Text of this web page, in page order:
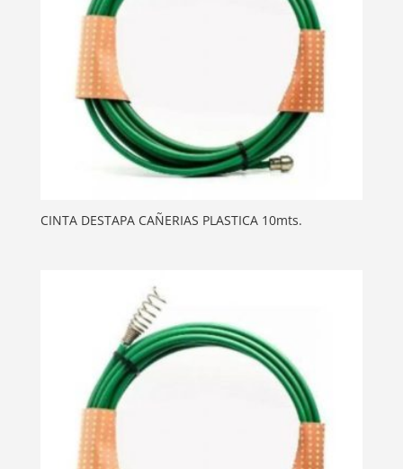
CINTA DESTAPA CAÑERIAS PLASTICA 10mts.